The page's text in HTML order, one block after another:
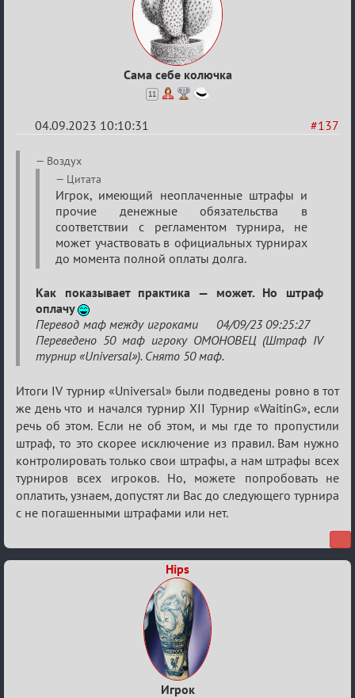
Сама себе колючка
11
#137
04.09.2023 10:10:31
Re:
Waiting
Воздух
Цитата
Игрок, имеющий неоплаченные штрафы и
прочие денежные обязательства в
соответствии с регламентом турнира, не
может участвовать в официальных турнирах
до момента полной оплаты долга.
Как показывает практика — может. Но штраф
оплачу
Перевод маф между игроками 04/09/23 09:25:27
Переведено 50 маф игроку ОМОНОВЕЦ (Штраф IV
турнир «Universal»). Снято 50 маф.
Итоги IV турнир «Universal» были подведены ровно в тот
же день что и начался турнир XII Турнир «WaitinG», если
речь об этом. Если не об этом, и мы где то пропустили
штраф, то это скорее исключение из правил. Вам нужно
контролировать только свои штрафы, а нам штрафы всех
турниров всех игроков. Но, можете попробовать не
оплатить, узнаем, допустят ли Вас до следующего турнира
с не погашенными штрафами или нет.
Hips
Игрок